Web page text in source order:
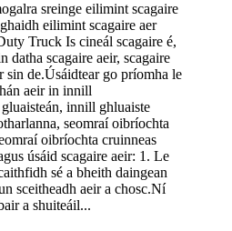
sreinge eilimint scagaire
eilimint scagaire aer
Truck Is cineál scagaire é,
datha scagaire aeir, scagaire
sin de.Úsáidtear go príomha le
aeir in innill
innill ghluaiste
seomraí oibríochta
oibríochta cruinneas
úsáid scagaire aeir: 1. Le
sé a bheith daingean
sceitheadh ​​aeir a chosc.Ní
a shuiteáil...